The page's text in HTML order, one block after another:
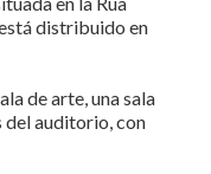
distribuido en
de arte, una sala
del auditorio, con